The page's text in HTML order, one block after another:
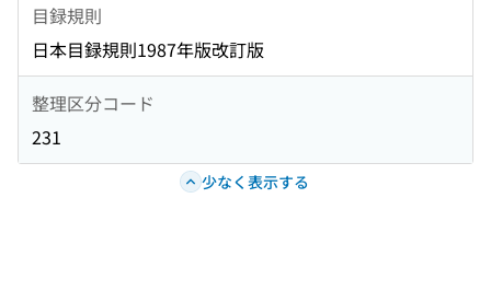
目録規則
日本目録規則1987年版改訂版
整理区分コード
231
少なく表示する